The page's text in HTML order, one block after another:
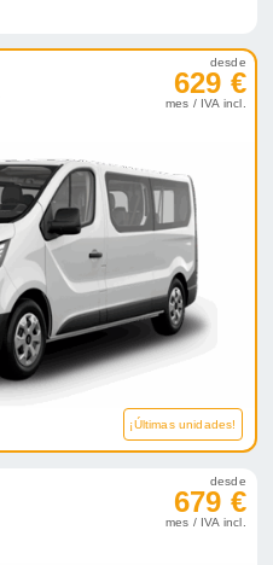
desde
629 €
mes / IVA incl.
¡Últimas unidades!
desde
679 €
mes / IVA incl.